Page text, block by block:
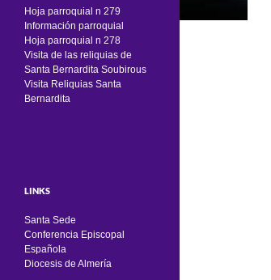
Hoja parroquial n 279
Información parroquial
Hoja parroquial n 278
Visita de las reliquias de
Santa Bernardita Soubirous
Visita Reliquias Santa
Bernardita
LINKS
Santa Sede
Conferencia Episcopal
Española
Diocesis de Almería